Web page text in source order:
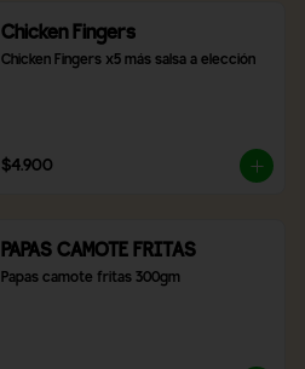
Chicken Fingers
Chicken Fingers x5 más salsa a elección
$4.900
PAPAS CAMOTE FRITAS
Papas camote fritas 300gm